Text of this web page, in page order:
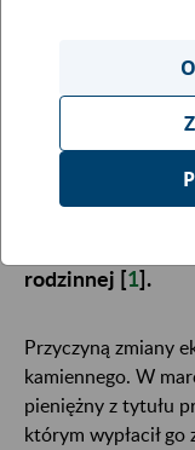
Od 1 stycznia
ekwiwalentu
bezpłatnego
byłym
górniczych, a
rodzinnej [1].
Przyczyną zmiany
kamiennego. W
pieniężny z tytułu
którym wypłacił